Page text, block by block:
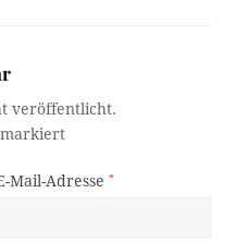
veröffentlicht.
markiert
Mail-Adresse*